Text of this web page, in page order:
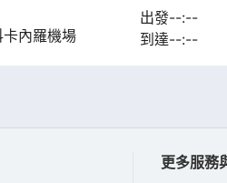
內羅機場
出發--:--
到達--:--
更多服務